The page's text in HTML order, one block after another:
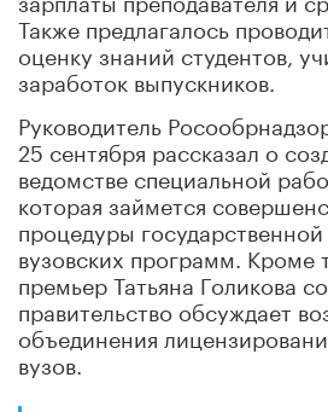
Также предлагалось
оценку знаний студентов,
заработок выпускников.
Руководитель
25 сентября рассказал о
ведомстве специальной
которая займется
процедуры
вузовских программ. Кроме
премьер Татьяна Голикова
правительство обсуждает
объединения
вузов.